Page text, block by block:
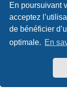
En poursuivant
acceptez
de bénéficier
optimale. En